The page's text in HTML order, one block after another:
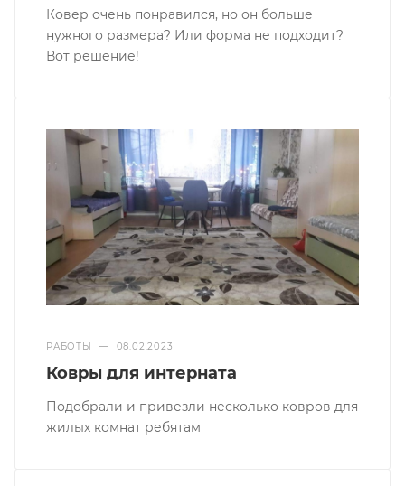
Ковер очень понравился, но он больше
нужного размера? Или форма не подходит?
Вот решение!
РАБОТЫ — 08.02.2023
Ковры для интерната
Подобрали и привезли несколько ковров для
жилых комнат ребятам